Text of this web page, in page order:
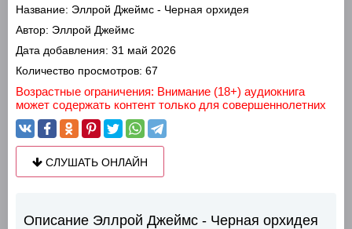
Название: Эллрой Джеймс - Черная орхидея
Автор: Эллрой Джеймс
Дата добавления: 31 май 2026
Количество просмотров: 67
Возрастные ограничения: Внимание (18+) аудиокнига
может содержать контент только для совершеннолетних
СЛУШАТЬ ОНЛАЙН
Описание Эллрой Джеймс - Черная орхидея